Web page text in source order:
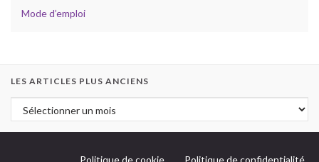
Mode d’emploi
LES ARTICLES PLUS ANCIENS
Politique de cookie Politique de confidentialité